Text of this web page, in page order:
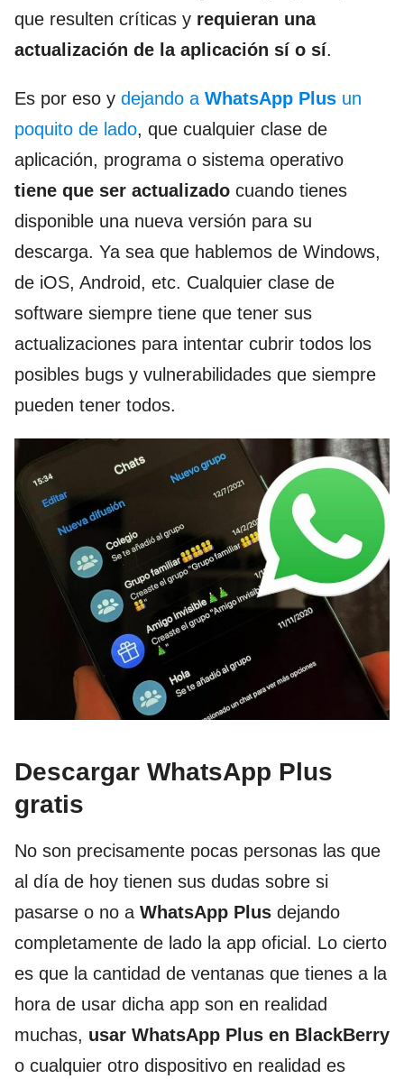
que resulten críticas y requieran una
actualización de la aplicación sí o sí.
Es por eso y dejando a WhatsApp Plus un
poquito de lado, que cualquier clase de
aplicación, programa o sistema operativo
tiene que ser actualizado cuando tienes
disponible una nueva versión para su
descarga. Ya sea que hablemos de Windows,
de iOS, Android, etc. Cualquier clase de
software siempre tiene que tener sus
actualizaciones para intentar cubrir todos los
posibles bugs y vulnerabilidades que siempre
pueden tener todos.
Descargar WhatsApp Plus
gratis
No son precisamente pocas personas las que
al día de hoy tienen sus dudas sobre si
pasarse o no a WhatsApp Plus dejando
completamente de lado la app oficial. Lo cierto
es que la cantidad de ventanas que tienes a la
hora de usar dicha app son en realidad
muchas, usar WhatsApp Plus en BlackBerry
o cualquier otro dispositivo en realidad es